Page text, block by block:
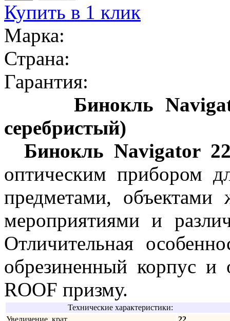
Купить в 1 клик
Марка:
Страна:
Гарантия:
Бинокль
серебристый)
Бинокль Navigator
оптическим прибором
предметами,
мероприятиями и
Отличительная
обрезиненный корпус и
ROОF призму.
Технические характеристики:
Увеличение, крат
22